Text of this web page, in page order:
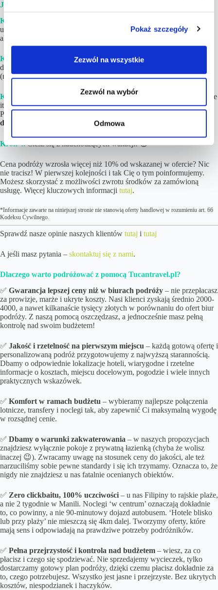
Pokaż szczegóły
Zezwól na wszystkie
Zezwól na wybór
Odmowa
JAK WYGLĄDA REALIZACJA ZAMÓWIENIA?
Krok 1.
udział więcej niż 8 osób lub chciałbyś upewnić się, iż cena jest wciąż
aktualna – napisz do nas na kontakt@tucantravel.pl
Krok 2.
Poczekaj na gotowy Plan Podróży ze szczegółami i linkami
do rezerwacji. Zwykle
(maksymalnie do 12 godzin).
Krok 3. Dokonaj rezerwacjiposzczególnych elementów (loty, hotele
itd.)na podstawie linkówi opisów znajdujących się w Planie
Podróży. Jeśli tylko chcesz,
noclegi możesz zapłacić nawet do kilku
dni przed wylotem!
Krok 4.Ciesz się z nadchodzących wakacji! 😉
Cena podróży wzrosła więcej niż 10% od wskazanej w ofercie? Nic
nie tracisz! W pierwszej kolejności i tak Cię o tym poinformujemy.
Możesz skorzystać z możliwości zwrotu środków za zamówioną
usługę. Więcej kluczowych informacji tutaj.
*Informacje zawarte na niniejszej stronie nie stanowią oferty handlowej w rozumieniu art. 66
Kodeksu Cywilnego.
Sprawdź nasze opinie naszych klientów tutaj i tutaj
A jeśli masz pytania – skontaktuj się z nami.
Dlaczego warto podróżować z pomocą Tucantravel.pl?
✅ Gwarancja lepszej ceny niż w biurach podróży – nie przepłacasz
za prowizje, marże i ukryte koszty. Nasi klienci zyskają średnio 2000-
4000, a nawet kilkanaście tysięcy złotych w porównaniu do ofert biur
podróży. Z naszą pomocą oszczędzasz, a jednocześnie masz pełną
kontrolę nad swoim budżetem!
✅ Jakość i rzetelność na pierwszym miejscu – każdą gotową ofertę i
personalizowaną podróż przygotowujemy z najwyższą starannością.
Dbamy o odpowiednie lokalizacje hoteli, wiarygodne i rzetelne
informacje o kosztach, miejscu docelowym, pogodzie i wiele innych
praktycznych wskazówek.
✅ Komfort w ramach budżetu – wybieramy najlepsze połączenia
lotnicze, transfery i noclegi tak, aby zapewnić Ci maksymalną wygodę
w rozsądnej cenie.
✅ Dbamy o warunki zakwaterowania – w naszych propozycjach
znajdziesz wyłącznie pokoje z prywatną łazienką (chyba że wolisz
inaczej 😉). Zwracamy uwagę na stosunek ceny do jakości, ale też
narzuciliśmy sobie pewne standardy i się ich trzymamy. Oznacza to, że
nigdy nie znajdziesz u nas fatalnie ocenianych obiektów.
✅ Zero clickbaitu, 100% uczciwości – u nas Filipiny to rajskie plaże,
a nie 2 tygodnie w Manili. Noclegi ‘w centrum’ oznaczają dokładnie
to, co powinny, a nie 90-minutowy dojazd autobusem. ‘Hotele blisko
lub przy plaży’ nie mieszczą się 4km dalej. Tworzymy oferty, które
mają sens i odpowiadają na prawdziwe potrzeby podróżników.
✅ Pełna przejrzystość i kontrola nad budżetem – wiesz, za co
płacisz i czego się spodziewać. Nie sprzedajemy wycieczek, tylko
dostarczamy gotowy plan podróży, dzięki czemu płacisz dokładnie za
to, czego potrzebujesz. Wszystko jest jasne i przejrzyste. Bez ukrytych
kosztów, niespodzianek i haczyków.